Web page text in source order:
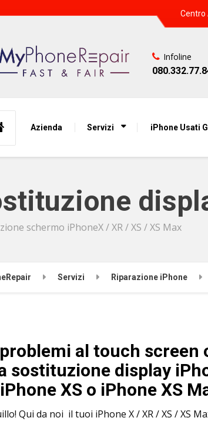
Centro
Azienda Servizi iPhone Usati
Infoline
schermo iPhoneX / XR / XS / XS Max
Servizi Riparazione iPhone
al touch screen
sostituzione display
XS o iPhone XS
Qui da noi il tuoi iPhone X / XR / XS / XS